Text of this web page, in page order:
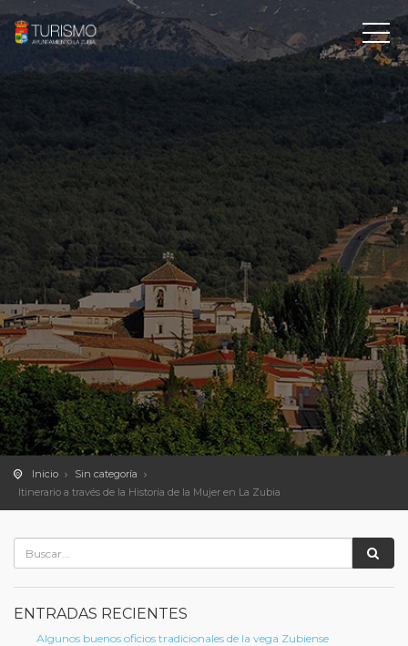
Inicio
Sin categoría
Itinerario a través de la Historia de la Mujer en La Zubia
ENTRADAS RECIENTES
Algunos buenos oficios tradicionales de la vega Zubiense